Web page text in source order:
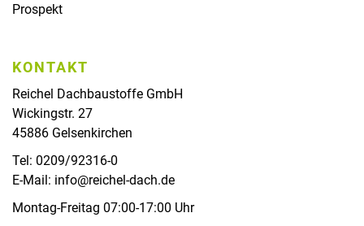
Prospekt
KONTAKT
Reichel Dachbaustoffe GmbH
Wickingstr. 27
45886 Gelsenkirchen
Tel: 0209/92316-0
E-Mail: info@reichel-dach.de
Montag-Freitag 07:00-17:00 Uhr